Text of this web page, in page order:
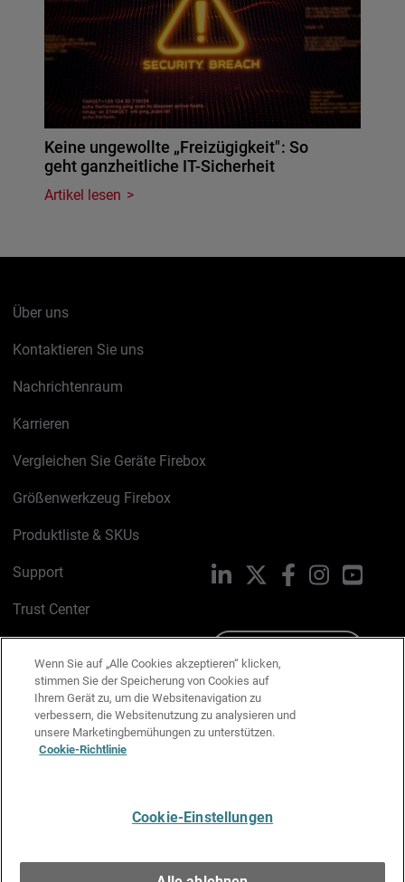
Keine ungewollte „Freizügigkeit": So
geht ganzheitliche IT-Sicherheit
Artikel lesen
Über uns
Kontaktieren Sie uns
Nachrichtenraum
Karrieren
Vergleichen Sie Geräte Firebox
Größenwerkzeug Firebox
Produktliste & SKUs
Support
Trust Center
Cookie-Richtlinie
Datenschutzrichtlinie
Media & Brand Kit
LinkedIn FacebookInstagram
Wenn Sie auf „Alle Cookies akzeptieren“ klicken,
stimmen Sie der Speicherung von Cookies auf
Ihrem Gerät zu, um die Websitenavigation zu
verbessern, die Websitenutzung zu analysieren und
unsere Marketingbemühungen zu unterstützen.
Cookie-Richtlinie
Cookie-Einstellungen